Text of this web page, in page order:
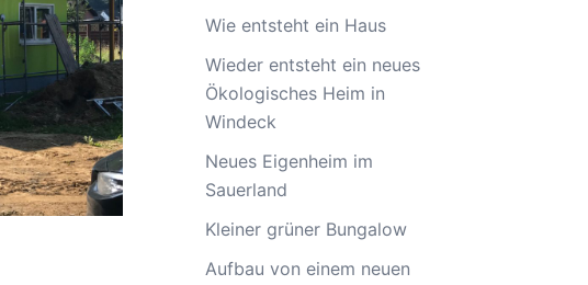
Wie entsteht ein Haus
Wieder entsteht ein neues
Ökologisches Heim in
Windeck
Neues Eigenheim im
Sauerland
Kleiner grüner Bungalow
Aufbau von einem neuen